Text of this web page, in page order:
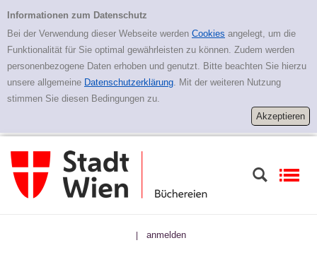
Erweiterte Suche
Informationen zum Datenschutz
Bei der Verwendung dieser Webseite werden Cookies angelegt, um die
Funktionalität für Sie optimal gewährleisten zu können. Zudem werden
personenbezogene Daten erhoben und genutzt. Bitte beachten Sie hierzu
unsere allgemeine Datenschutzerklärung. Mit der weiteren Nutzung
stimmen Sie diesen Bedingungen zu.
| anmelden